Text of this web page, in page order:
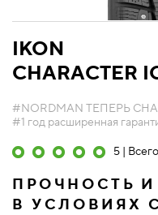
IKON
CHARACTER
#NORDMAN ТЕПЕРЬ
#1 год расширенная
5 |
ПРОЧНОСТЬ
В УСЛОВИЯХ